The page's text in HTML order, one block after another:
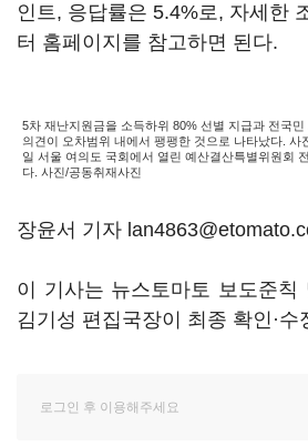
인트, 응답률은 5.4%로, 자세한
터 홈페이지를 참고하면 된다.
5차 재난지원금을 소득하위 80% 선별 지급과 전국
의견이 오차범위 내에서 팽팽한 것으로 나타났다. 사
일 서울 여의도 국회에서 열린 예산결산특별위원회
다. 사진/공동취재사진
장윤서 기자
이 기사는 뉴스토마토 보도준칙
김기성 편집국장이 최종 확인·수